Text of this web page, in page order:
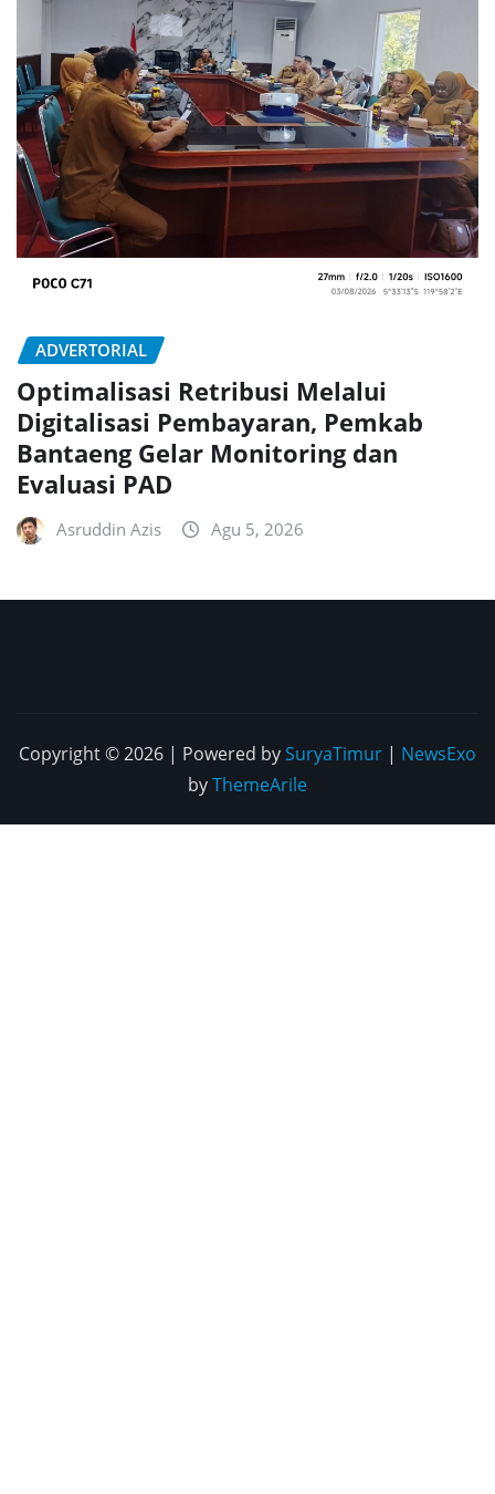
ADVERTORIAL
Optimalisasi Retribusi Melalui
Digitalisasi Pembayaran, Pemkab
Bantaeng Gelar Monitoring dan
Evaluasi PAD
Asruddin Azis Agu 5, 2026
Copyright © 2026 | Powered bySuryaTimur | NewsExo
byThemeArile